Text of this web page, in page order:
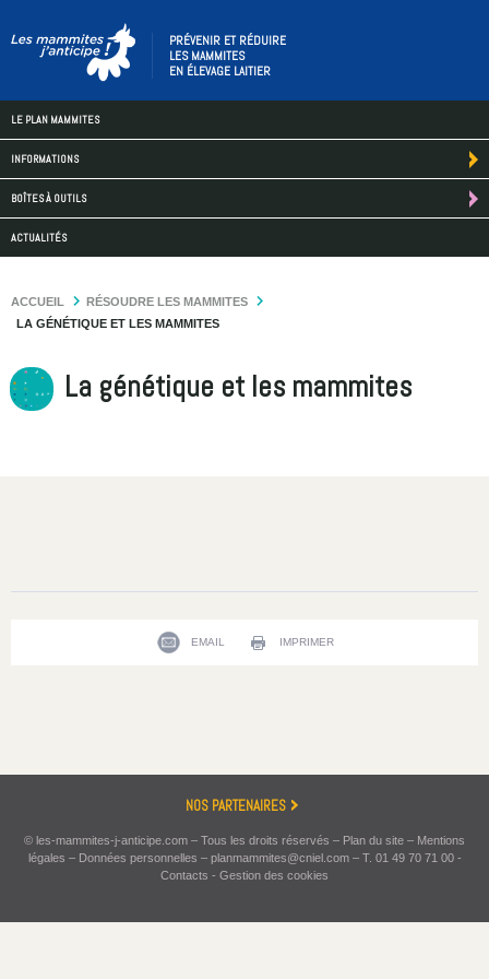
PRÉVENIR ET RÉDUIRE
LES MAMMITES
EN ÉLEVAGE LAITIER
LE PLAN MAMMITES
INFORMATIONS
BOÎTES À OUTILS
ACTUALITÉS
ACCUEIL
RÉSOUDRE LES MAMMITES
LA GÉNÉTIQUE ET LES MAMMITES
La génétique et les mammites
EMAIL IMPRIMER
NOS PARTENAIRES
© les-mammites-j-anticipe.com – Tous les droits réservés – Plan du site – Mentions
légales – Données personnelles – planmammites@cniel.com– T. 01 49 70 71 00-
Contacts - Gestion des cookies